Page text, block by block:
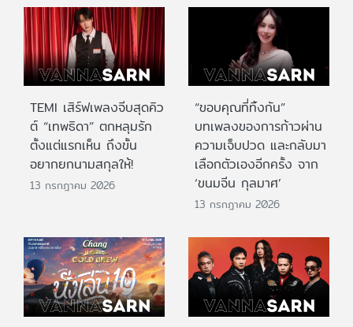
TEMI เสิร์ฟเพลงจีบสุดคิว
ต์ “เทพธิดา” ตกหลุมรัก
ตั้งแต่แรกเห็น ถึงขั้น
อยากยกนามสกุลให้!
13 กรกฎาคม 2026
“ขอบคุณที่ทิ้งกัน”
บทเพลงของการก้าวผ่าน
ความเจ็บปวด และกลับมา
เลือกตัวเองอีกครั้ง จาก
‘ขนมจีน กุลมาศ’
13 กรกฎาคม 2026